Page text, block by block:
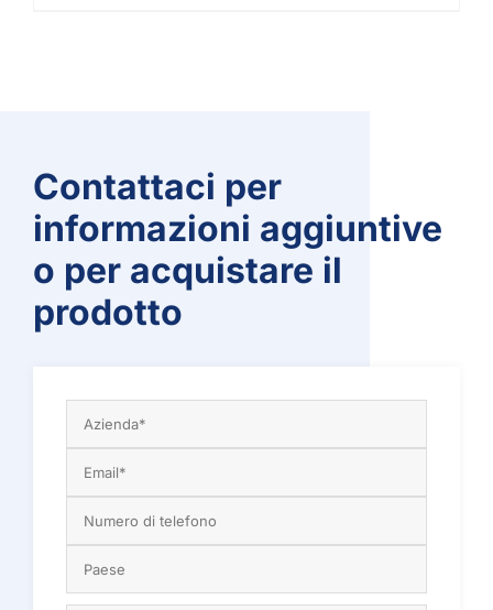
Contattaci per
informazioni aggiuntive
o per acquistare il
prodotto